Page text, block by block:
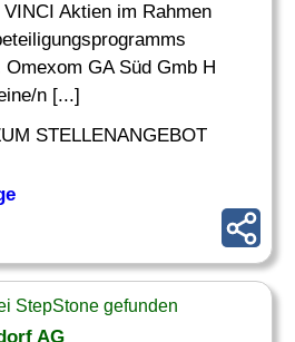
Aktien im Rahmen
GA Süd Gmb H
n [...]
STELLENANGEBOT
StepStone gefunden
AG